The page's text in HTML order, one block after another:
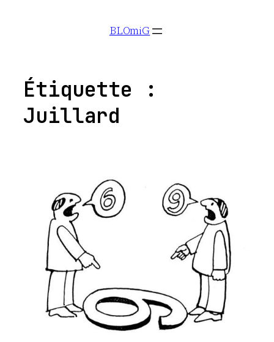
BLOmiG
Étiquette :
Juillard